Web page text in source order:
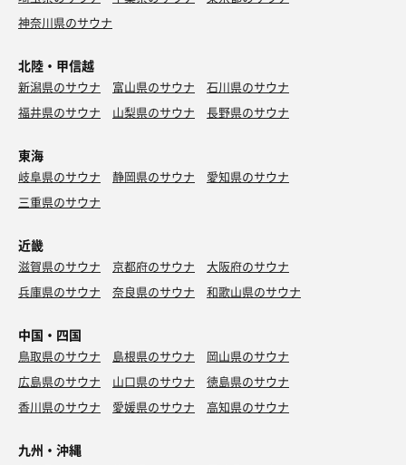
神奈川県のサウナ
北陸・甲信越
新潟県のサウナ 富山県のサウナ
石川県のサウナ
福井県のサウナ
山梨県のサウナ 長野県のサウナ
東海
岐阜県のサウナ 静岡県のサウナ
愛知県のサウナ
三重県のサウナ
近畿
滋賀県のサウナ 京都府のサウナ
大阪府のサウナ
兵庫県のサウナ
奈良県のサウナ 和歌山県のサウナ
中国・四国
鳥取県のサウナ 島根県のサウナ
岡山県のサウナ
広島県のサウナ
山口県のサウナ
徳島県のサウナ
香川県のサウナ
愛媛県のサウナ 高知県のサウナ
九州・沖縄